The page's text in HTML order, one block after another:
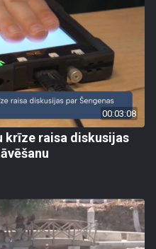
00:03:08
krīze raisa diskusijas